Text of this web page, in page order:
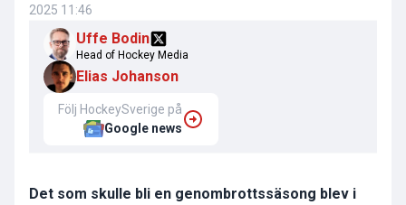
2025 11:46
Uffe Bodin
Head of Hockey Media
Elias Johanson
Följ HockeySverige på
Google news
Det som skulle bli en genombrottssäsong blev i